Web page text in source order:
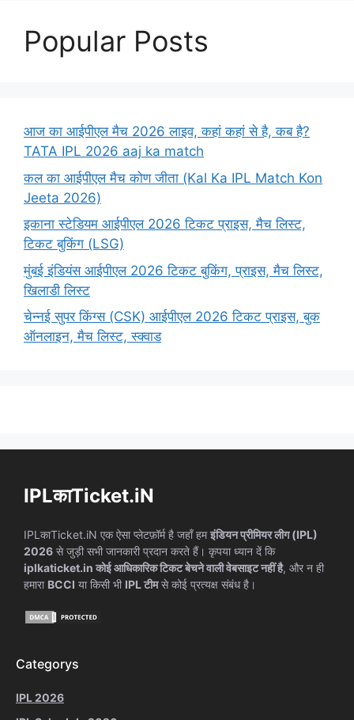
Popular Posts
आज का आईपीएल मैच 2026 लाइव, कहां कहां से है, कब है?
TATA IPL 2026 aaj ka match
कल का आईपीएल मैच कोण जीता (Kal Ka IPL Match Kon
Jeeta 2026)
इकाना स्टेडियम आईपीएल 2026 टिकट प्राइस, मैच लिस्ट,
टिकट बुकिंग (LSG)
मुंबई इंडियंस आईपीएल 2026 टिकट बुकिंग, प्राइस, मैच लिस्ट,
खिलाडी लिस्ट
चेन्नई सुपर किंग्स (CSK) आईपीएल 2026 टिकट प्राइस, बुक
ऑनलाइन, मैच लिस्ट, स्क्वाड
IPLकाTicket.iN
IPLकाTicket.iN एक ऐसा प्लेटफ़ॉर्म है जहाँ हमइंडियन प्रीमियर लीग (IPL)
2026 से जुड़ी सभी जानकारी प्रदान करते हैं। कृपया ध्यान दें कि
iplkaticket.in कोई आधिकारिक टिकट बेचने वाली वेबसाइट नहीं है, और न ही
हमारा BCCI या किसी भी IPL टीमसे कोई प्रत्यक्ष संबंध है।
Categorys
IPL 2026